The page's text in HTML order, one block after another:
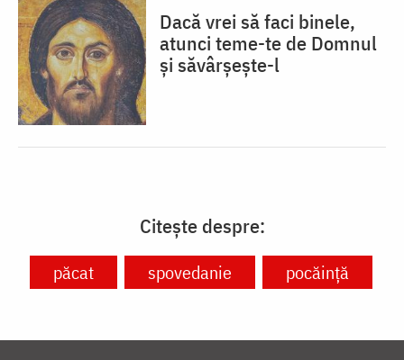
Dacă vrei să faci binele,
atunci teme-te de Domnul
și săvârșește-l
Citește despre:
păcat spovedanie pocăință